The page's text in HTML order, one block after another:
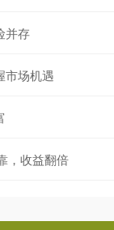
并存
市场机遇
，收益翻倍